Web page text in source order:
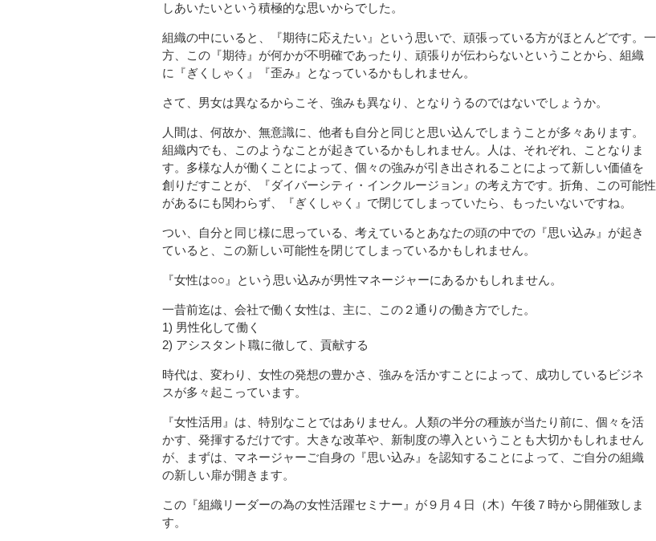
しあいたいという積極的な思いからでした。
組織の中にいると、『期待に応えたい』という思いで、頑張っている方がほとんどです。一
方、この『期待』が何かが不明確であったり、頑張りが伝わらないということから、組織
に『ぎくしゃく』『歪み』となっているかもしれません。
さて、男女は異なるからこそ、強みも異なり、となりうるのではないでしょうか。
人間は、何故か、無意識に、他者も自分と同じと思い込んでしまうことが多々あります。
組織内でも、このようなことが起きているかもしれません。人は、それぞれ、ことなりま
す。多様な人が働くことによって、個々の強みが引き出されることによって新しい価値を
創りだすことが、『ダイバーシティ・インクルージョン』の考え方です。折角、この可能性
があるにも関わらず、『ぎくしゃく』で閉じてしまっていたら、もったいないですね。
つい、自分と同じ様に思っている、考えているとあなたの頭の中での『思い込み』が起き
ていると、この新しい可能性を閉じてしまっているかもしれません。
『女性は○○』という思い込みが男性マネージャーにあるかもしれません。
一昔前迄は、会社で働く女性は、主に、この２通りの働き方でした。
1) 男性化して働く
2) アシスタント職に徹して、貢献する
時代は、変わり、女性の発想の豊かさ、強みを活かすことによって、成功しているビジネ
スが多々起こっています。
『女性活用』は、特別なことではありません。人類の半分の種族が当たり前に、個々を活
かす、発揮するだけです。大きな改革や、新制度の導入ということも大切かもしれません
が、まずは、マネージャーご自身の『思い込み』を認知することによって、ご自分の組織
の新しい扉が開きます。
この『組織リーダーの為の女性活躍セミナー』が９月４日（木）午後７時から開催致しま
す。